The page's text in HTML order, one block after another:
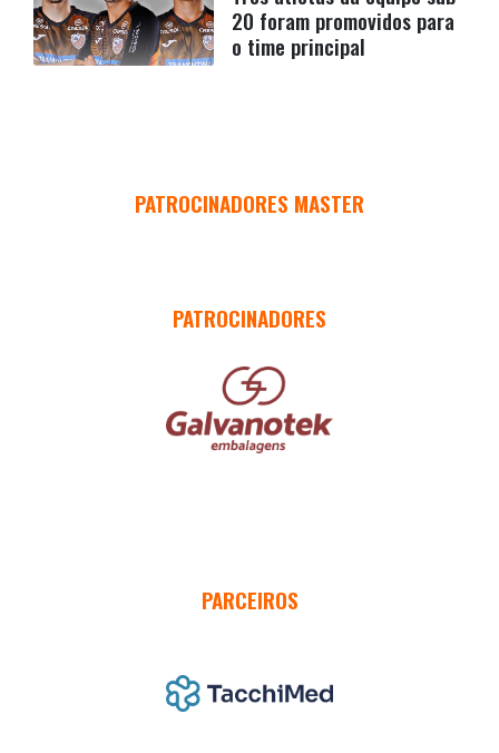
20 foram promovidos para
o time principal
PATROCINADORES MASTER
PATROCINADORES
PARCEIROS